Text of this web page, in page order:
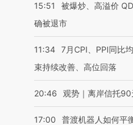
15:51
被爆炒、高溢价
确被退市
11:34 7月CPI、PPI同比
束持续改善、高位回落
20:46 观势｜离岸信托
17:00
普渡机器人如何平